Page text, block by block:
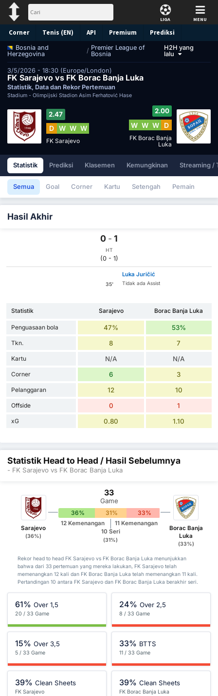
LIGA MENU
Corner Tenis (EN) API Premium Prediksi
Bosnia and
Herzegovina
/ Premier League of
Bosnia
H2H yang
lalu
3/5/2026 - 18:30 (Europe/London)
FK Sarajevo vs FK Borac Banja Luka
Statistik, Data dan Rekor Pertemuan
Stadium - Olimpijski Stadion Asim Ferhatović Hase
2.47
D W W W
FK Sarajevo
2.00
W W W D
FK Borac Banja
Luka
Statistik Prediksi Klasemen Kemungkinan Streaming /
Semua Goal Corner Kartu Setengah Pemain
Hasil Akhir
0 - 1
HT
(0 - 1)
35'
Luka Juričić
Tidak ada Assist
Statistik Sarajevo Borac Banja Luka
Penguasaan bola 47% 53%
Tkn. 8 7
Kartu N/A N/A
Corner 6 3
Pelanggaran 12 10
Offside 0 1
xG 0.80 1.10
Statistik Head to Head / Hasil Sebelumnya
- FK Sarajevo vs FK Borac Banja Luka
Sarajevo
(36%)
33
Game
36% 31% 33%
12 Kemenangan
10 Seri
(31%)
11 Kemenangan
Borac Banja
Luka
(33%)
Rekor head to head FK Sarajevo vs FK Borac Banja Luka menunjukkan
bahwa dari 33 pertemuan yang mereka lakukan, FK Sarajevo telah
memenangkan 12 kali dan FK Borac Banja Luka telah memenangkan 11 kali.
Pertandingan 10 antara FK Sarajevo dan FK Borac Banja Luka berakhir seri.
61% Over 1,5
20 / 33 Game
24% Over 2,5
8 / 33 Game
15% Over 3,5
5 / 33 Game
33% BTTS
11 / 33 Game
39% Clean Sheets
FK Sarajevo
39% Clean Sheets
FK Borac Banja Luka